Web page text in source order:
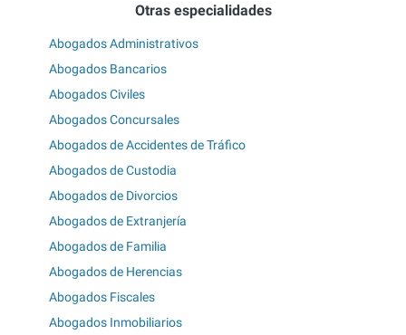
Otras especialidades
Abogados Administrativos
Abogados Bancarios
Abogados Civiles
Abogados Concursales
Abogados de Accidentes de Tráfico
Abogados de Custodia
Abogados de Divorcios
Abogados de Extranjería
Abogados de Familia
Abogados de Herencias
Abogados Fiscales
Abogados Inmobiliarios